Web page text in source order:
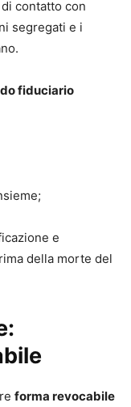
contatto con
segregati e i
fiduciario
e
della morte del
forma revocabile